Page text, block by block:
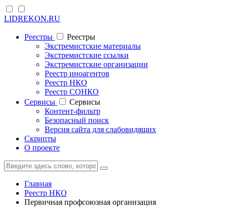
LIDREKON.RU
Реестры
Реестры
Экстремистские материалы
Экстремистские ссылки
Экстремистские организации
Реестр иноагентов
Реестр НКО
Реестр СОНКО
Cервисы
Cервисы
Контент-фильтр
Безопасный поиск
Версия сайта для слабовидящих
Скрипты
О проекте
Главная
Реестр НКО
Первичная профсоюзная организация